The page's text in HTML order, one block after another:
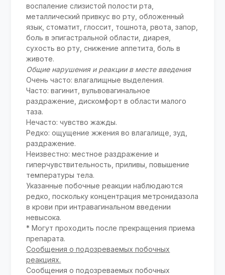
воспаление слизистой полости рта,
металлический привкус во рту, обложенный
язык, стоматит, глоссит, тошнота, рвота, запор,
боль в эпигастральной области, диарея,
сухость во рту, снижение аппетита, боль в
животе.
Общие нарушения и реакции в месте введения
Очень часто: влагалищные выделения.
Часто: вагинит, вульвовагинальное
раздражение, дискомфорт в области малого
таза.
Нечасто: чувство жажды.
Редко: ощущение жжения во влагалище, зуд,
раздражение.
Неизвестно: местное раздражение и
гиперчувствительность, приливы, повышение
температуры тела.
Указанные побочные реакции наблюдаются
редко, поскольку концентрация метронидазола
в крови при интравагинальном введении
невысока.
* Могут проходить после прекращения приема
препарата.
Сообщения о подозреваемых побочных
реакциях.
Сообщения о подозреваемых побочных